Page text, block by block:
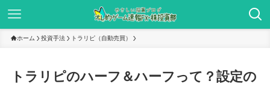
ホーム 投資手法 トラリピ（自動売買）
トラリピのハーフ＆ハーフって？設定の